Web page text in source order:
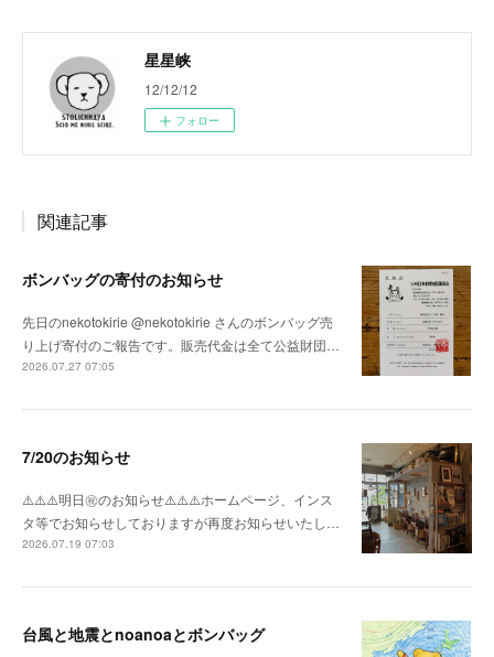
星星峡
12/12/12
フォロー
関連記事
ボンバッグの寄付のお知らせ
先日のnekotokirie @nekotokirie さんのボンバッグ売
り上げ寄付のご報告です。販売代金は全て公益財団…
2026.07.27 07:05
7/20のお知らせ
⚠️⚠️⚠️明日㊗️のお知らせ⚠️⚠️⚠️ホームページ、インス
タ等でお知らせしておりますが再度お知らせいたし…
2026.07.19 07:03
台風と地震とnoanoaとボンバッグ